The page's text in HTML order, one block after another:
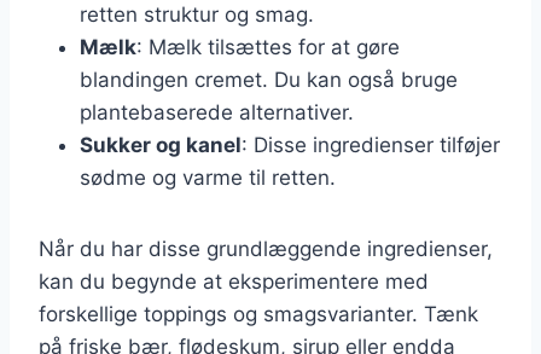
retten struktur og smag.
Mælk: Mælk tilsættes for at gøre
blandingen cremet. Du kan også bruge
plantebaserede alternativer.
Sukker og kanel: Disse ingredienser tilføjer
sødme og varme til retten.
Når du har disse grundlæggende ingredienser,
kan du begynde at eksperimentere med
forskellige toppings og smagsvarianter. Tænk
på friske bær, flødeskum, sirup eller endda